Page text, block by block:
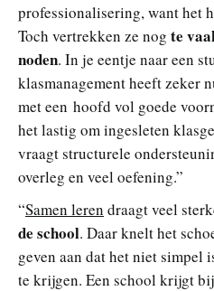
professionalisering, want het
Toch vertrekken ze nog te
noden. In je eentje naar een
klasmanagement heeft zeker
met een hoofd vol goede
het lastig om ingesleten
vraagt structurele
overleg en veel oefening.”
“Samen leren draagt veel
de school. Daar knelt het
geven aan dat het niet simpel
te krijgen. Een school krijgt